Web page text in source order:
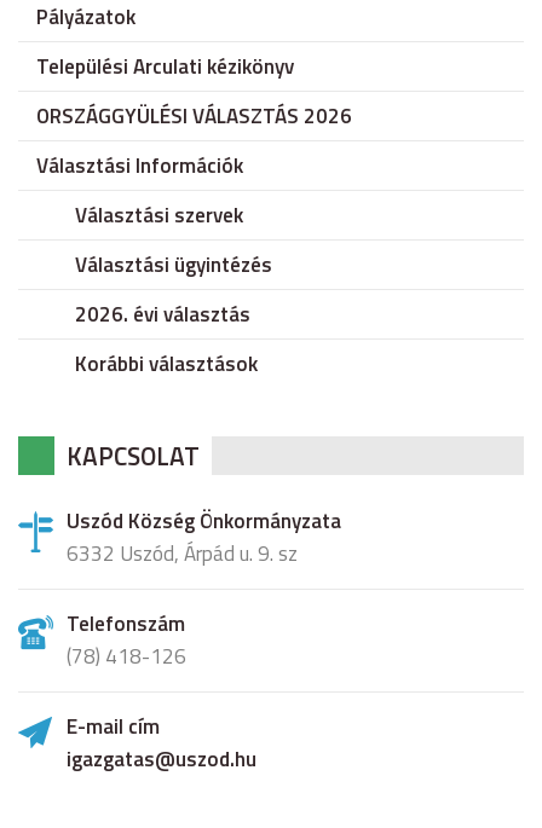
Pályázatok
Települési Arculati kézikönyv
ORSZÁGGYÜLÉSI VÁLASZTÁS 2026
Választási Információk
Választási szervek
Választási ügyintézés
2026. évi választás
Korábbi választások
KAPCSOLAT
Uszód Község Önkormányzata
6332 Uszód, Árpád u. 9. sz
Telefonszám
(78) 418-126
E-mail cím
igazgatas@uszod.hu